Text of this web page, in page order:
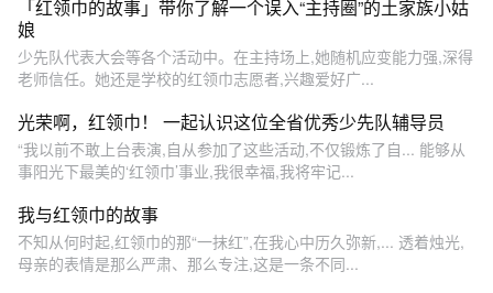
「红领巾的故事」带你了解一个误入“主持圈”的土家族小姑
娘
少先队代表大会等各个活动中。在主持场上,她随机应变能力强,深得
老师信任。她还是学校的红领巾志愿者,兴趣爱好广...
光荣啊，红领巾！ 一起认识这位全省优秀少先队辅导员
“我以前不敢上台表演,自从参加了这些活动,不仅锻炼了自... 能够从
事阳光下最美的‘红领巾’事业,我很幸福,我将牢记...
我与红领巾的故事
不知从何时起,红领巾的那“一抹红”,在我心中历久弥新,... 透着烛光,
母亲的表情是那么严肃、那么专注,这是一条不同...